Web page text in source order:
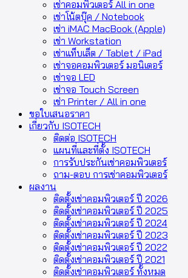
เช่าคอมพิวเตอร์ All in one
เช่าโน้ตบุ๊ค / Notebook
เช่า iMAC MacBook (Apple)
เช่า Workstation
เช่าแท็บเล็ต / Tablet / iPad
เช่าจอคอมพิวเตอร์ มอนิเตอร์
เช่าจอ LED
เช่าจอ Touch Screen
เช่า Printer / All in one
ขอใบเสนอราคา
เกี่ยวกับ ISOTECH
ติดต่อ ISOTECH
แผนที่และที่ตั้ง ISOTECH
การรับประกันเช่าคอมพิวเตอร์
ถาม-ตอบ การเช่าคอมพิวเตอร์
ผลงาน
ติดตั้งเช่าคอมพิวเตอร์ ปี 2026
ติดตั้งเช่าคอมพิวเตอร์ ปี 2025
ติดตั้งเช่าคอมพิวเตอร์ ปี 2024
ติดตั้งเช่าคอมพิวเตอร์ ปี 2023
ติดตั้งเช่าคอมพิวเตอร์ ปี 2022
ติดตั้งเช่าคอมพิวเตอร์ ปี 2021
ติดตั้งเช่าคอมพิวเตอร์ ทั้งหมด